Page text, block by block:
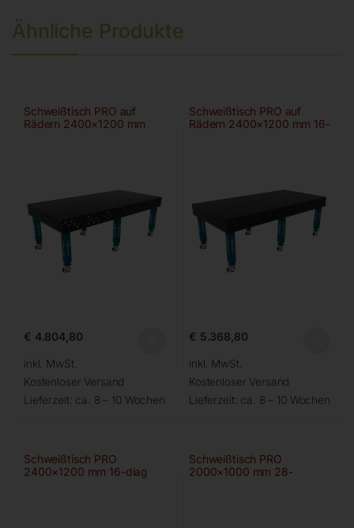
Ähnliche Produkte
Schweißtisch PRO auf
Rädern 2400×1200 mm
€ 4.804,80
inkl. MwSt.
Kostenloser Versand
Lieferzeit: ca. 8 – 10 Wochen
Schweißtisch PRO auf
Rädern 2400×1200 mm 16-
€ 5.368,80
inkl. MwSt.
Kostenloser Versand
Lieferzeit: ca. 8 – 10 Wochen
Schweißtisch PRO
2400×1200 mm 16-diag
Schweißtisch PRO
2000×1000 mm 28-